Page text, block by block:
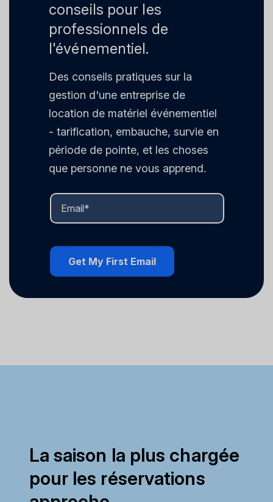
conseils pour les
professionnels de
l'événementiel.
Des conseils pratiques sur la
gestion d'une entreprise de
location de matériel événementiel
- tarification, embauche, survie en
période de pointe, et les choses
que personne ne vous apprend.
La saison la plus chargée
pour les réservations